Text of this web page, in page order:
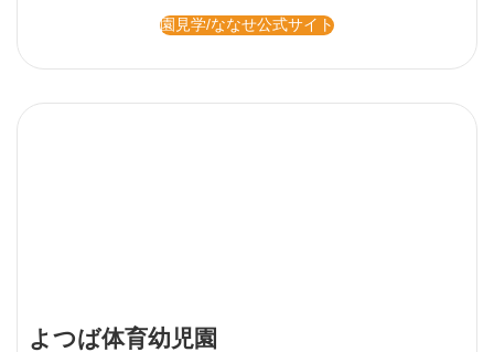
園見学/ななせ公式サイト
よつば体育幼児園